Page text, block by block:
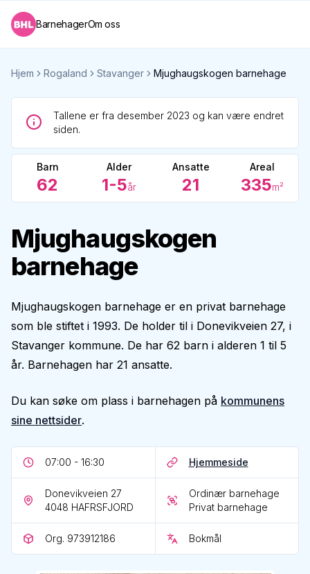
BarnehagerOm oss
Hjem Rogaland Stavanger Mjughaugskogen barnehage
Tallene er fra desember 2023 og kan være endret
siden.
Barn
62
Alder
1-5år
Ansatte
21
Areal
335m²
Mjughaugskogen
barnehage
Mjughaugskogen barnehage er en privat barnehage
som ble stiftet i 1993. De holder til i Donevikveien 27, i
Stavanger kommune. De har 62 barn i alderen 1 til 5
år. Barnehagen har 21 ansatte.
Du kan søke om plass i barnehagen på kommunens
sine nettsider.
07:00 - 16:30 Hjemmeside
Donevikveien 27
4048 HAFRSFJORD
Ordinær barnehage
Privat barnehage
Org. 973912186 Bokmål